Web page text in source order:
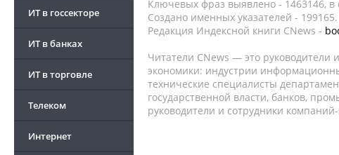
ИТ в госсекторе
ИТ в банках
ИТ в торговле
Телеком
Интернет
Ключевых фраз выявлено - 1463146, в
Создано именных указателей - 199165.
Редакция Индексной книги CNews -
Читатели CNews — это руководители
экономики: индустрии
технические специалисты
государственной власти, банков,
руководители и сотрудники